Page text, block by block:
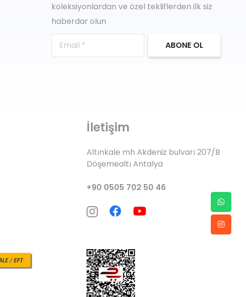
koleksiyonlardan ve özel tekliflerden ilk siz
haberdar olun
ABONE OL
İletişim
Altınkale mh Akdeniz bulvarı 207/B
Döşemealtı Antalya
+90 0505 702 50 46